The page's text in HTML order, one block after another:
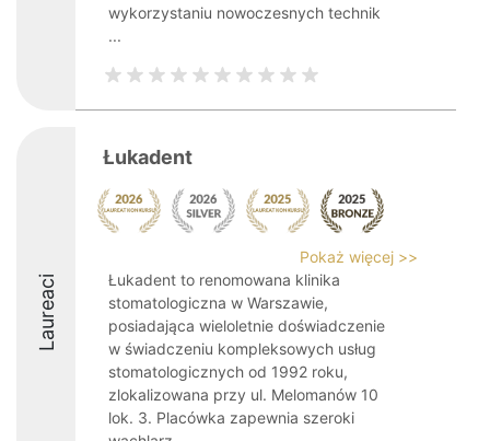
wykorzystaniu nowoczesnych technik
...
Laureaci
Łukadent
Pokaż więcej >>
Łukadent to renomowana klinika
stomatologiczna w Warszawie,
posiadająca wieloletnie doświadczenie
w świadczeniu kompleksowych usług
stomatologicznych od 1992 roku,
zlokalizowana przy ul. Melomanów 10
lok. 3. Placówka zapewnia szeroki